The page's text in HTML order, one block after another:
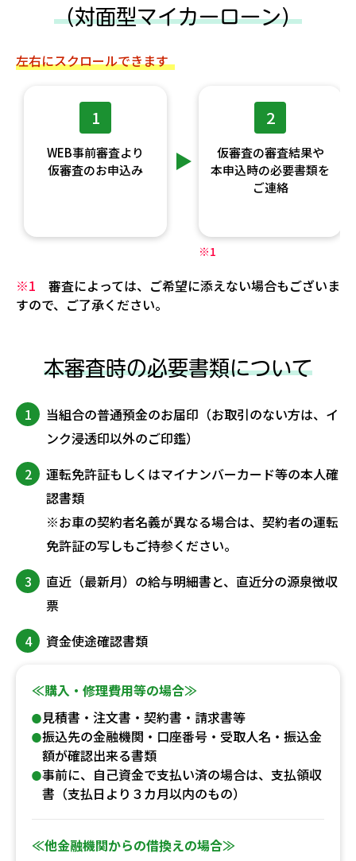
（対面型マイカーローン）
左右にスクロールできます
1
WEB事前審査より
仮審査のお申込み
2
仮審査の審査結果や
本申込時の必要書類を
ご連絡
※1
※1 審査によっては、ご希望に添えない場合もございま
すので、ご了承ください。
本審査時の必要書類について
1
当組合の普通預金のお届印（お取引のない方は、イ
ンク浸透印以外のご印鑑）
2
運転免許証もしくはマイナンバーカード等の本人確
認書類
※お車の契約者名義が異なる場合は、契約者の運転
免許証の写しもご持参ください。
3
直近（最新月）の給与明細書と、直近分の源泉徴収
票
4
資金使途確認書類
≪購入・修理費用等の場合≫
見積書・注文書・契約書・請求書等
振込先の金融機関・口座番号・受取人名・振込金
額が確認出来る書類
事前に、自己資金で支払い済の場合は、支払領収
書（支払日より３カ月以内のもの）
≪他金融機関からの借換えの場合≫